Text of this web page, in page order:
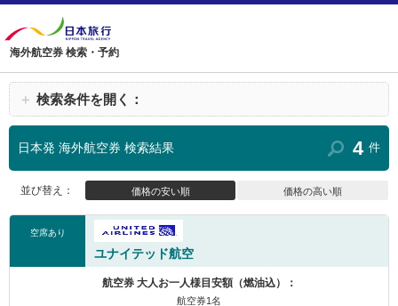
海外航空券 検索・予約
＋ 検索条件を開く：
日本発 海外航空券 検索結果 4 件
並び替え： 価格の安い順 価格の高い順
空席あり
ユナイテッド航空
航空券 大人お一人様目安額（燃油込）：
航空券1名